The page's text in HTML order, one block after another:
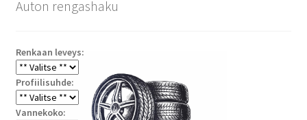
Auton rengashaku
Renkaan leveys:
Profiilisuhde:
Vannekoko: